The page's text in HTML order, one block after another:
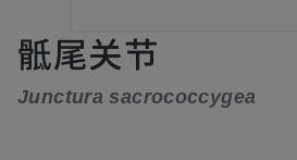
骶尾关节
Junctura sacrococcygea